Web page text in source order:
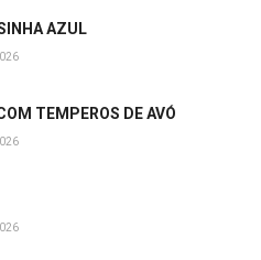
AZUL
TEMPEROS DE AVÓ